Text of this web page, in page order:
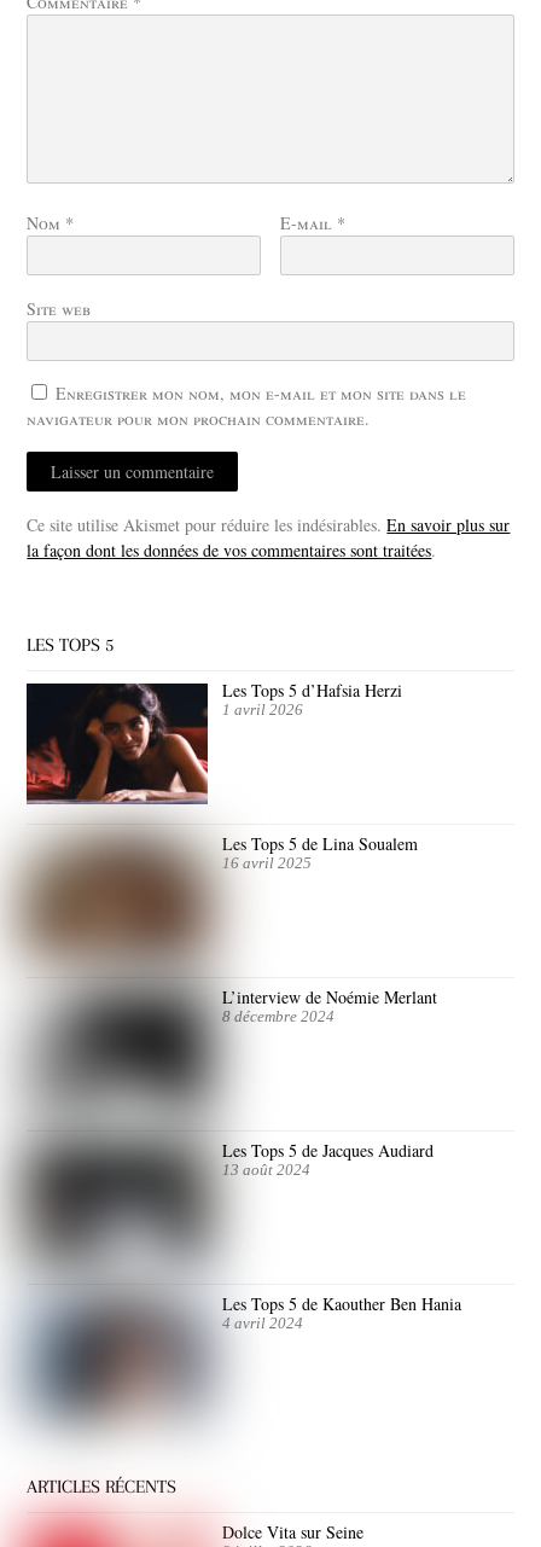
Nom * E-mail *
Site web
Enregistrer mon nom, mon e-mail et mon site dans le
navigateur pour mon prochain commentaire.
Ce site utilise Akismet pour réduire les indésirables.En savoir plus sur
la façon dont les données de vos commentaires sont traitées.
LES TOPS 5
Les Tops 5 d’Hafsia Herzi
1 avril 2026
Les Tops 5 de Lina Soualem
16 avril 2025
L’interview de Noémie Merlant
8 décembre 2024
Les Tops 5 de Jacques Audiard
13 août 2024
Les Tops 5 de Kaouther Ben Hania
4 avril 2024
ARTICLES RÉCENTS
Dolce Vita sur Seine